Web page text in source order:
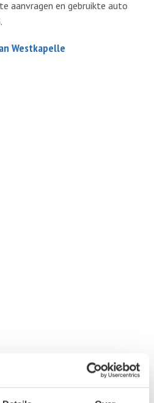
aanvragen en gebruikte auto
Westkapelle